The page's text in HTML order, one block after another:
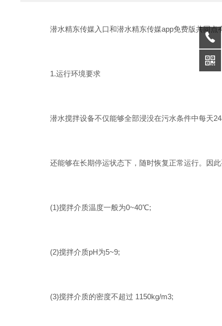
潜水精东传媒入口和潜水精东传媒app免费版共同点有哪
1.运行环境要求
潜水搅拌设备不仅能够全部浸没在污水条件中每天24小时
还能够在长期停运状态下，随时恢复正常运行。因
(1)搅拌介质温度一般为0~40℃;
(2)搅拌介质pH为5~9;
(3)搅拌介质的密度不超过 1150kg/m3;